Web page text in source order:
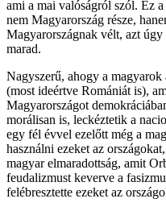
ami a mai valóságról szól. Ez
nem Magyarország része,
Magyarországnak vélt, azt
marad.
Nagyszerű, ahogy a magyarok
(most ideértve Romániát is),
Magyarországot
morálisan is, leckéztetik a
egy fél évvel ezelőtt még a
használni ezeket az
magyar elmaradottság, amit
feudalizmust keverve a
felébresztette ezeket az